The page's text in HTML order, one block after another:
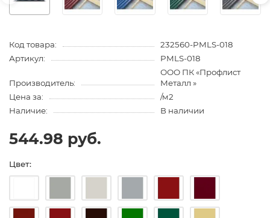
Код товара:
232560-PMLS-018
Артикул:
PMLS-018
Производитель:
ООО ПК «Профлист
Металл »
Цена за:
/м2
Наличие:
В наличии
544.98 руб.
Цвет: